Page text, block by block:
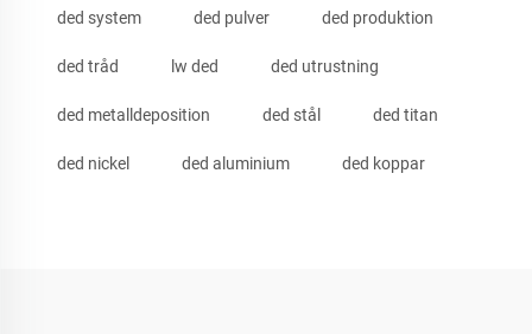
ded system ded pulver ded produktion
ded tråd lw ded ded utrustning
ded metalldeposition ded stål ded titan
ded nickel ded aluminium ded koppar